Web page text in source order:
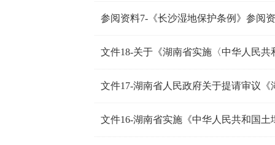
参阅资料7-《长沙湿地保护条例》参阅
文件16-湖南省实施《中华人民共和国土